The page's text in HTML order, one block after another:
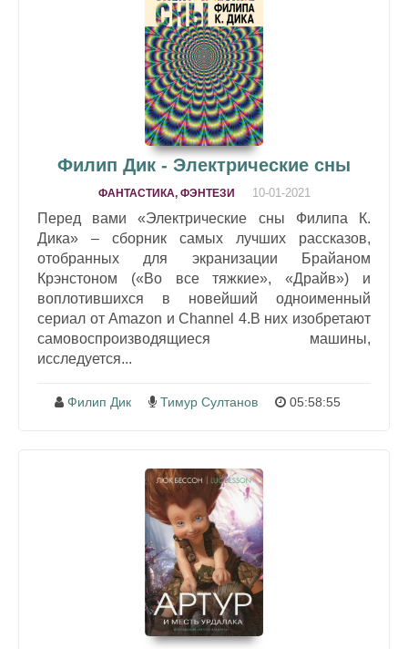
Филип Дик - Электрические сны
ФАНТАСТИКА, ФЭНТЕЗИ 10-01-2021
Перед вами «Электрические сны Филипа К.
Дика» – сборник самых лучших рассказов,
отобранных для экранизации Брайаном
Крэнстоном («Во все тяжкие», «Драйв») и
воплотившихся в новейший одноименный
сериал от Amazon и Channel 4.В них изобретают
самовоспроизводящиеся машины,
исследуется...
Филип Дик Тимур Султанов 05:58:55